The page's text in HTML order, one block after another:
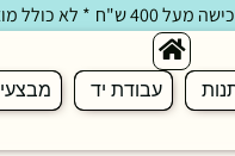
מעל 400 ש"ח * לא כולל
עבודת יד